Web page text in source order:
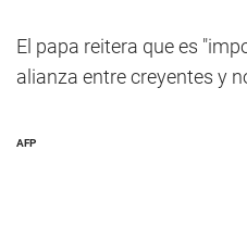
El papa reitera que es
alianza entre creyentes y
AFP